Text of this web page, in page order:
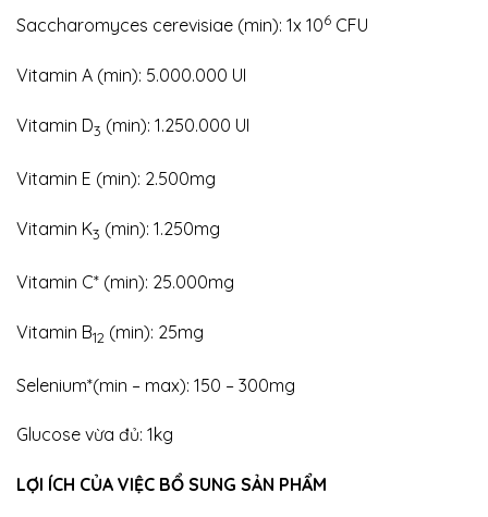
Saccharomyces cerevisiae (min): 1x 106 CFU
Vitamin A (min): 5.000.000 UI
Vitamin D3 (min): 1.250.000 UI
Vitamin E (min): 2.500mg
Vitamin K3 (min): 1.250mg
Vitamin C* (min): 25.000mg
Vitamin B12 (min): 25mg
Selenium*(min – max): 150 – 300mg
Glucose vừa đủ: 1kg
LỢI ÍCH CỦA VIỆC BỔ SUNG SẢN PHẨM